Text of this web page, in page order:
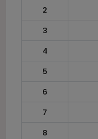
2
3
4
5
6
7
8